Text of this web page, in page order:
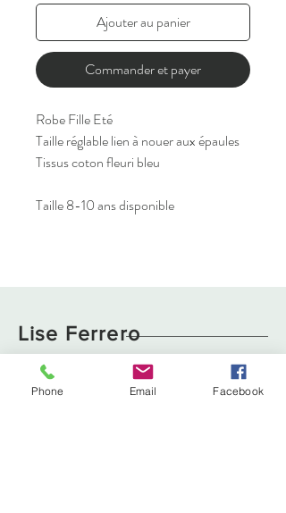
Ajouter au panier
Commander et payer
Robe Fille Eté
Taille réglable lien à nouer aux épaules
Tissus coton fleuri bleu
Taille 8-10 ans disponible
Lise Ferrero
Boutique
Livraison et retours
Phone Email Facebook